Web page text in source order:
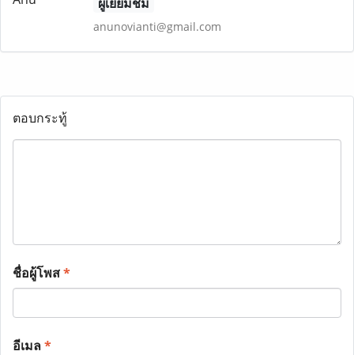
anunovianti@gmail.com
ตอบกระทู้
ชื่อผู้โพส*
อีเมล*